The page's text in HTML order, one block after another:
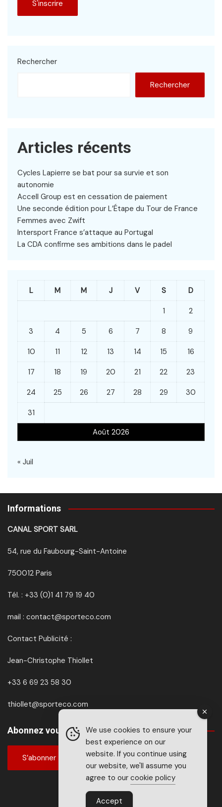
Rechercher
Rechercher
Articles récents
Cycles Lapierre se bat pour sa survie et son
autonomie
Accell Group est en cessation de paiement
Une seconde édition pour L’Étape du Tour de France
Femmes avec Zwift
Intersport France s’attaque au Portugal
La CDA confirme ses ambitions dans le padel
Août 2026
L M M J V S D
1 2
3 4 5 6 7 8 9
10 11 12 13 14 15 16
17 18 19 20 21 22 23
24 25 26 27 28 29 30
31
« Juil
Informations
CANAL SPORT SARL
54, rue du Faubourg-Saint-Antoine
750012 Paris
Tél. : +33 (0)1 41 79 19 40
mail : contact@sporteco.com
Contact Publicité :
Jean-Christophe Thiollet
+33 6 69 23 58 30
thiollet@sporteco.com
Abonnez vous à SPORTéco & BIKEéco
S’abonner
We use cookies to ensure your
best experience on our
website. If you continue using
our website, we'll assume you
agree to our cookie policy
Accept